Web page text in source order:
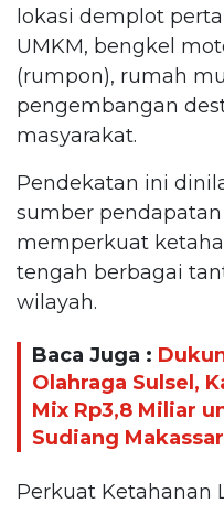
lokasi demplot
UMKM, bengkel
(rumpon), rumah
pengembangan
masyarakat.
Pendekatan ini
sumber
memperkuat
tengah berbagai
wilayah.
Baca Juga :
Olahraga Sulsel,
Mix Rp3,8 Miliar
Sudiang Makassar
Perkuat Ketahanan